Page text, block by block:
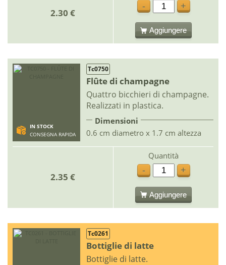
2.30 €
-
+
Aggiungere
IN STOCK
CONSEGNA RAPIDA
Tc0750
Flûte di champagne
Quattro bicchieri di champagne.
Realizzati in plastica.
Dimensioni
0.6 cm diametro x 1.7 cm altezza
2.35 €
Quantità
-
+
Aggiungere
Tc0261
Bottiglie di latte
Bottiglie di latte.